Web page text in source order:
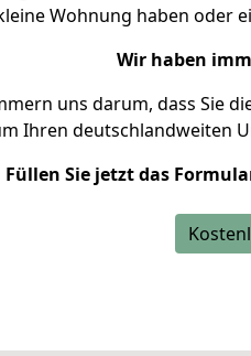
Wohnung haben oder
Wir haben
uns darum, dass Sie
Ihren deutschlandweiten
Füllen Sie jetzt das